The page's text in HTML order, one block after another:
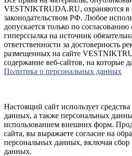
VESTNIKTRUDA.RU, охраняются в
законодательством РФ. Любое
допускается только по согласованию
гиперссылка на источник
ответственности за достоверность
размещенных на сайте
содержание веб-сайтов, на которые
Политика о персональных данных
Настоящий сайт использует
данных, а также персональных
использованием внешних форм.
сайта, вы выражаете согласие на
персональных данных, включая сбор
данных.